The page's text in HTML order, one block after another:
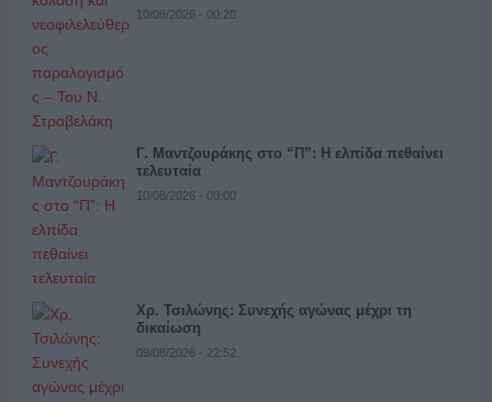
10/08/2026 - 00:20
Γ. Μαντζουράκης στο “Π”: Η ελπίδα πεθαίνει
τελευταία
10/08/2026 - 00:00
Χρ. Τσιλώνης: Συνεχής αγώνας μέχρι τη
δικαίωση
09/08/2026 - 22:52